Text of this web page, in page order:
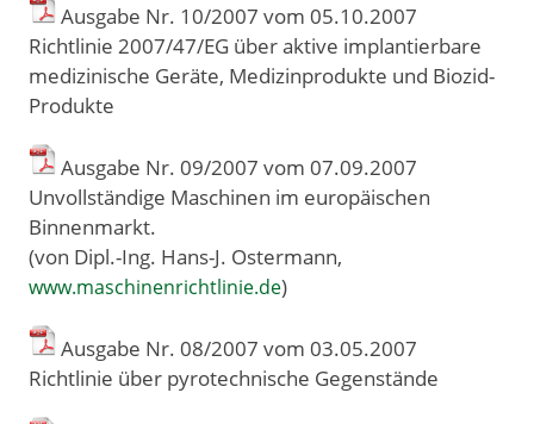
Ausgabe Nr. 10/2007 vom 05.10.2007
Richtlinie 2007/47/EG über aktive implantierbare
medizinische Geräte, Medizinprodukte und Biozid-
Produkte
Ausgabe Nr. 09/2007 vom 07.09.2007
Unvollständige Maschinen im europäischen
Binnenmarkt.
(von Dipl.-Ing. Hans-J. Ostermann,
www.maschinenrichtlinie.de)
Ausgabe Nr. 08/2007 vom 03.05.2007
Richtlinie über pyrotechnische Gegenstände